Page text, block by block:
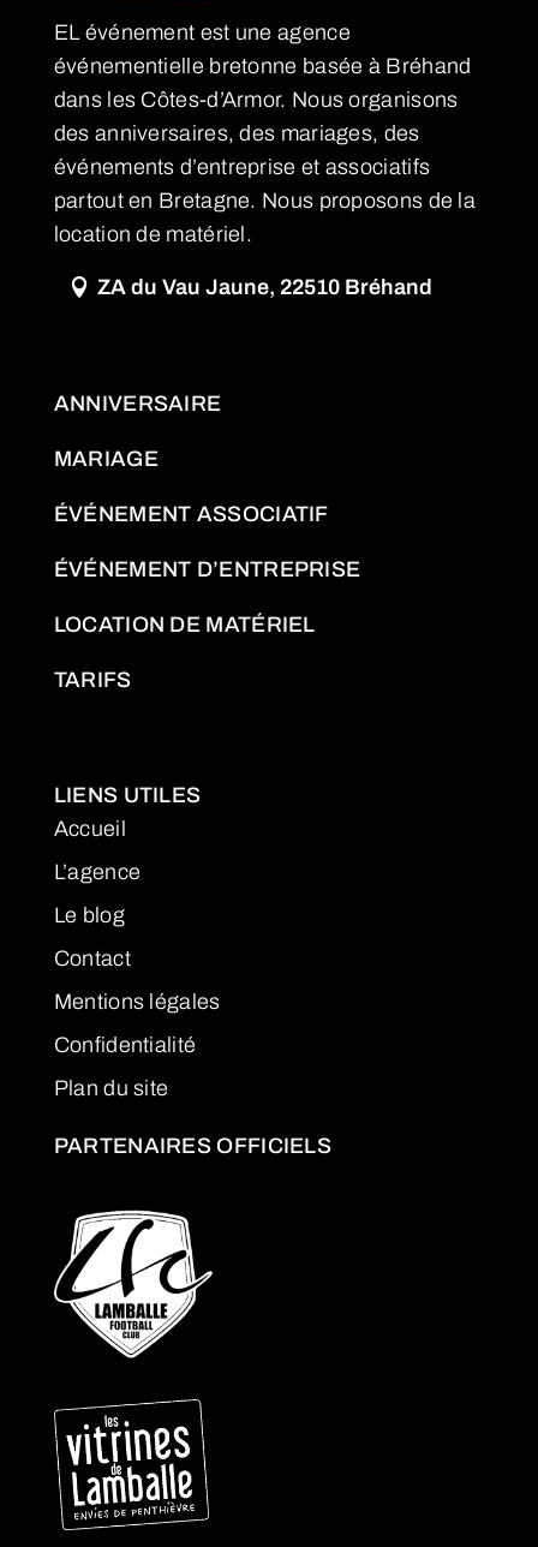
EL événement est une agence
événementielle bretonne basée à Bréhand
dans les Côtes-d’Armor. Nous organisons
des anniversaires, des mariages, des
événements d’entreprise et associatifs
partout en Bretagne. Nous proposons de la
location de matériel.
ZA du Vau Jaune, 22510 Bréhand
ANNIVERSAIRE
MARIAGE
ÉVÉNEMENT ASSOCIATIF
ÉVÉNEMENT D’ENTREPRISE
LOCATION DE MATÉRIEL
TARIFS
LIENS UTILES
Accueil
L’agence
Le blog
Contact
Mentions légales
Confidentialité
Plan du site
PARTENAIRES OFFICIELS